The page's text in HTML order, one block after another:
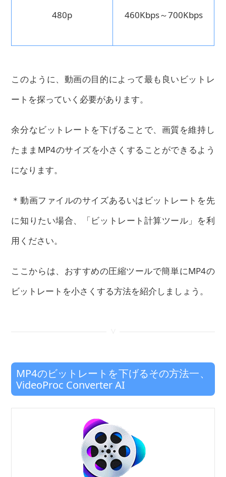
480p 460Kbps～700Kbps
このように、動画の目的によって最も良いビットレ
ートを探っていく必要があります。
余分なビットレートを下げることで、画質を維持し
たままMP4のサイズを小さくすることができるよう
になります。
＊動画ファイルのサイズあるいはビットレートを先
に知りたい場合、「ビットレート計算ツール」を利
用ください。
ここからは、おすすめの圧縮ツールで簡単にMP4の
ビットレートを小さくする方法を紹介しましょう。
MP4のビットレートを下げるその方法一、
VideoProc Converter AI